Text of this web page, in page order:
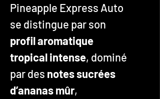
Pineapple Express Auto
se distingue par son
profil aromatique
tropical intense, dominé
par des notes sucrées
d’ananas mûr,